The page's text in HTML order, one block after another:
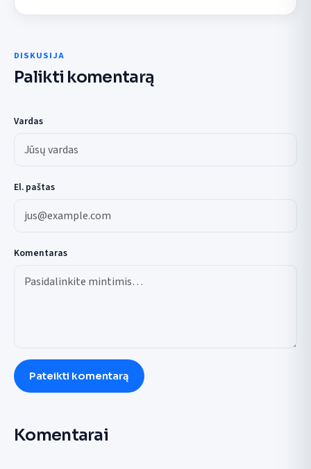
DISKUSIJA
Palikti komentarą
Vardas
El. paštas
Komentaras
Pateikti komentarą
Komentarai